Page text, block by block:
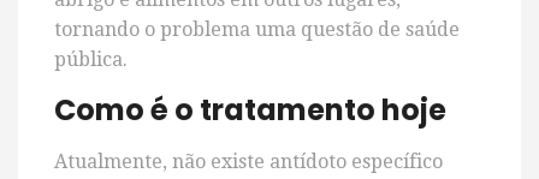
tornando o problema uma questão de saúde
pública.
Como é o tratamento hoje
Atualmente, não existe antídoto específico